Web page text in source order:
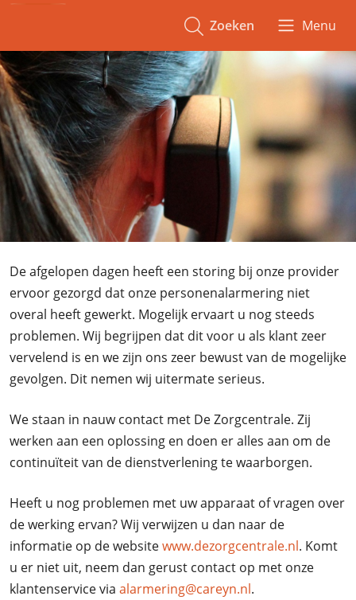
Zoeken Menu
De afgelopen dagen heeft een storing bij onze provider
ervoor gezorgd dat onze personenalarmering niet
overal heeft gewerkt. Mogelijk ervaart u nog steeds
problemen. Wij begrijpen dat dit voor u als klant zeer
vervelend is en we zijn ons zeer bewust van de mogelijke
gevolgen. Dit nemen wij uitermate serieus.
We staan in nauw contact met De Zorgcentrale. Zij
werken aan een oplossing en doen er alles aan om de
continuïteit van de dienstverlening te waarborgen.
Heeft u nog problemen met uw apparaat of vragen over
de werking ervan? Wij verwijzen u dan naar de
informatie op de websitewww.dezorgcentrale.nl. Komt
u er niet uit, neem dan gerust contact op met onze
klantenservice via alarmering@careyn.nl.